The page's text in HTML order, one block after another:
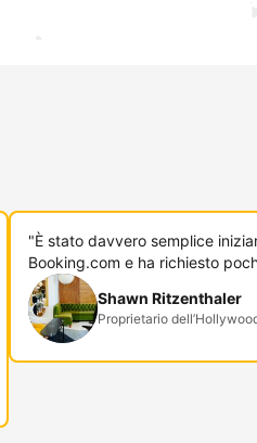
"È stato davvero semplice
Booking.com e ha richiesto
Shawn Ritzenthaler
Proprietario